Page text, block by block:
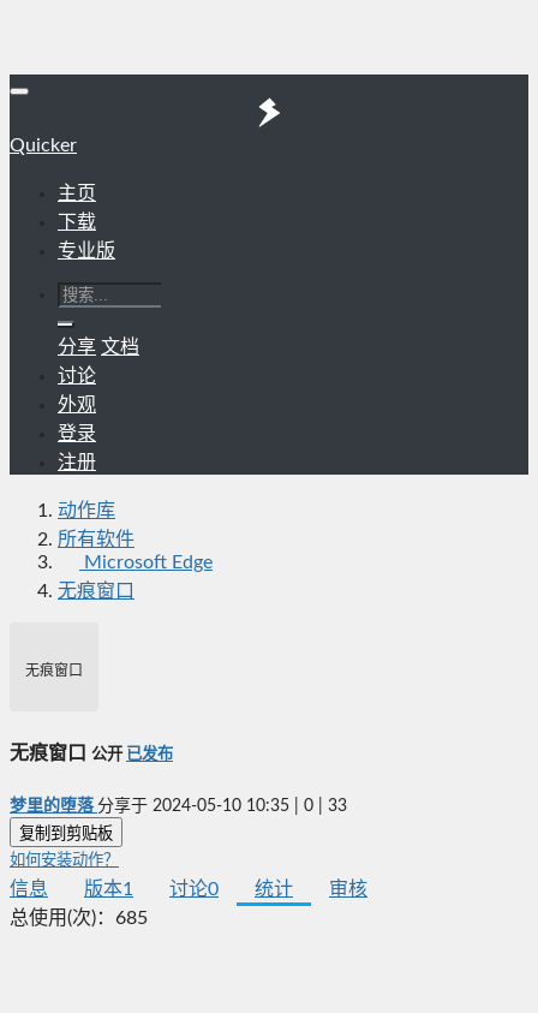
Quicker
主页
下载
专业版
分享 文档
讨论
外观
登录
注册
动作库
所有软件
Microsoft Edge
无痕窗口
无痕窗口
无痕窗口 公开 已发布
梦里的堕落分享于 2024-05-10 10:35 0 33
复制到剪贴板
如何安装动作？
信息 版本1 讨论0 统计
审核
总使用(次)： 685